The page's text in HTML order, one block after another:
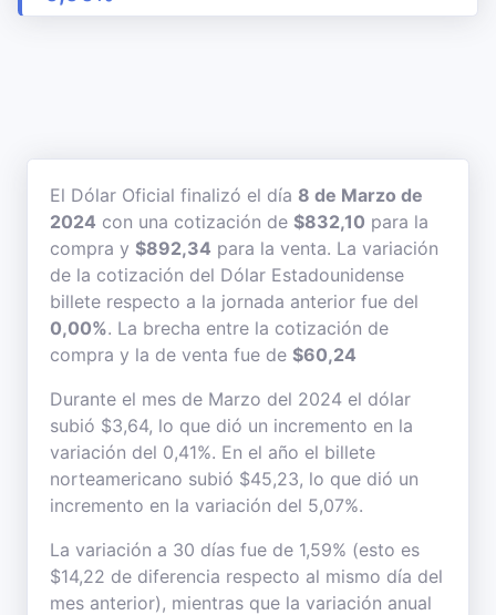
El Dólar Oficial finalizó el día 8 de Marzo de
2024 con una cotización de $832,10 para la
compra y $892,34 para la venta. La variación
de la cotización del Dólar Estadounidense
billete respecto a la jornada anterior fue del
0,00%. La brecha entre la cotización de
compra y la de venta fue de $60,24
Durante el mes de Marzo del 2024 el dólar
subió $3,64, lo que dió un incremento en la
variación del 0,41%. En el año el billete
norteamericano subió $45,23, lo que dió un
incremento en la variación del 5,07%.
La variación a 30 días fue de 1,59% (esto es
$14,22 de diferencia respecto al mismo día del
mes anterior), mientras que la variación anual